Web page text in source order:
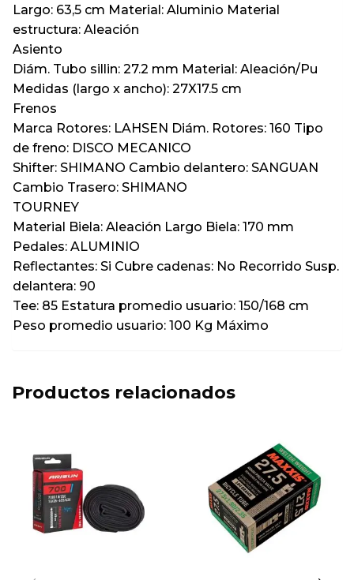
Largo: 63,5 cm Material: Aluminio Material
estructura: Aleación
Asiento
Diám. Tubo sillin: 27.2 mm Material: Aleación/Pu
Medidas (largo x ancho): 27X17.5 cm
Frenos
Marca Rotores: LAHSEN Diám. Rotores: 160 Tipo
de freno: DISCO MECANICO
Shifter: SHIMANO Cambio delantero: SANGUAN
Cambio Trasero: SHIMANO
TOURNEY
Material Biela: Aleación Largo Biela: 170 mm
Pedales: ALUMINIO
Reflectantes: Si Cubre cadenas: No Recorrido Susp.
delantera: 90
Tee: 85 Estatura promedio usuario: 150/168 cm
Peso promedio usuario: 100 Kg Máximo
Productos relacionados